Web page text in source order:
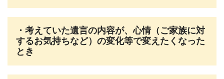
・考えていた遺言の内容が、心情（ご家族に対
するお気持ちなど）の変化等で変えたくなった
とき